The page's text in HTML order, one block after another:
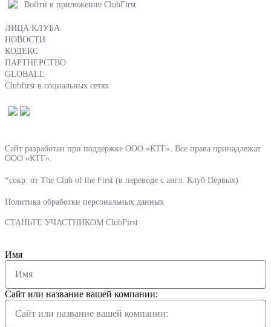
Войти в приложение ClubFirst
ЛИЦА КЛУБА
НОВОСТИ
КОДЕКС
ПАРТНЕРСТВО
GLOBALL
Clubfirst в социальных сетях
Сайт разработан при поддержке ООО «КТГ». Все права принадлежат
ООО «КТГ».
*сокр. от The Club of the First (в переводе с англ. Клуб Первых)
Политика обработки персональных данных
СТАНЬТЕ УЧАСТНИКОМ ClubFirst
Имя
Сайт или название вашей компании: